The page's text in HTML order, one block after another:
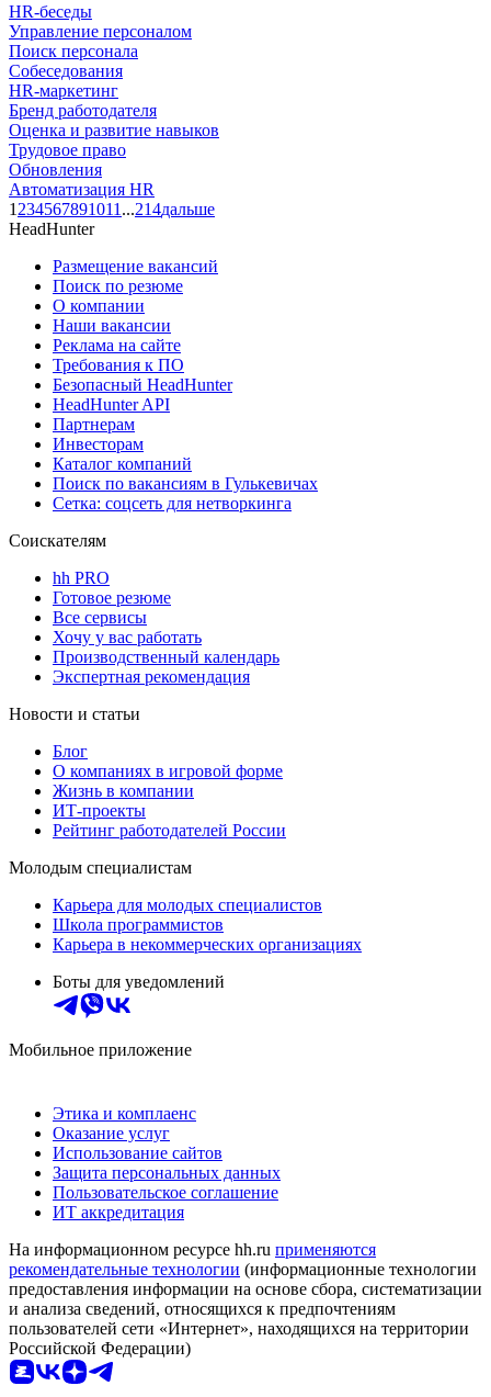
HR-беседы
Управление персоналом
Поиск персонала
Собеседования
HR-маркетинг
Бренд работодателя
Оценка и развитие навыков
Трудовое право
Обновления
Автоматизация HR
1 234567891011 ...214дальше
HeadHunter
Размещение вакансий
Поиск по резюме
О компании
Наши вакансии
Реклама на сайте
Требования к ПО
Безопасный HeadHunter
HeadHunter API
Партнерам
Инвесторам
Каталог компаний
Поиск по вакансиям в Гулькевичах
Сетка: соцсеть для нетворкинга
Соискателям
hh PRO
Готовое резюме
Все сервисы
Хочу у вас работать
Производственный календарь
Экспертная рекомендация
Новости и статьи
Блог
О компаниях в игровой форме
Жизнь в компании
ИТ-проекты
Рейтинг работодателей России
Молодым специалистам
Карьера для молодых специалистов
Школа программистов
Карьера в некоммерческих организациях
Боты для уведомлений
Мобильное приложение
Этика и комплаенс
Оказание услуг
Использование сайтов
Защита персональных данных
Пользовательское соглашение
ИТ аккредитация
На информационном ресурсе hh.ru применяются
рекомендательные технологии (информационные технологии
предоставления информации на основе сбора, систематизации
и анализа сведений, относящихся к предпочтениям
пользователей сети «Интернет», находящихся на территории
Российской Федерации)